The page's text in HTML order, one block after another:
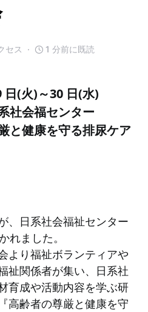
セス 1 分前に既読
日(火)～30 日(水)
社会福センター
と健康を守る排尿ケア
、日系社会福祉センター
れました。
より福祉ボランティアや
祉関係者が集い、日系社
育成や活動内容を学ぶ研
高齢者の尊厳と健康を守